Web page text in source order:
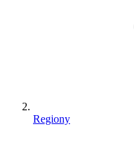
Regiony